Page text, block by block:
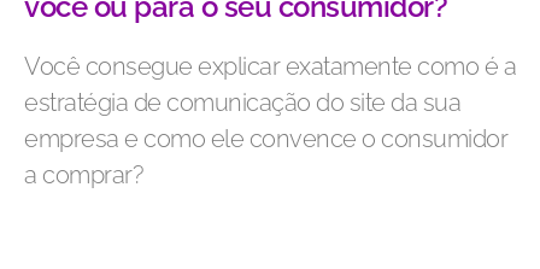
Você consegue explicar exatamente como é a
estratégia de comunicação do site da sua
empresa e como ele convence o consumidor
a comprar?